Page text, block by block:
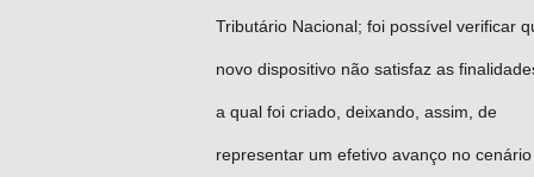
Tributário Nacional; foi possível verificar
novo dispositivo não satisfaz as
a qual foi criado, deixando, assim, de
representar um efetivo avanço no